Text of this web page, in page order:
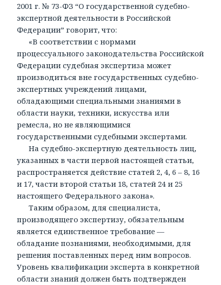
2001 г. № 73-ФЗ “О государственной судебно-
экспертной деятельности в Российской
Федерации” говорит, что:
«В соответствии с нормами
процессуального законодательства Российской
Федерации судебная экспертиза может
производиться вне государственных судебно-
экспертных учреждений лицами,
обладающими специальными знаниями в
области науки, техники, искусства или
ремесла, но не являющимися
государственными судебными экспертами.
На судебно-экспертную деятельность лиц,
указанных в части первой настоящей статьи,
распространяется действие статей 2, 4, 6 – 8, 16
и 17, части второй статьи 18, статей 24 и 25
настоящего Федерального закона».
Таким образом, для специалиста,
производящего экспертизу, обязательным
является единственное требование —
обладание познаниями, необходимыми, для
решения поставленных перед ним вопросов.
Уровень квалификации эксперта в конкретной
области знаний должен быть подтвержден